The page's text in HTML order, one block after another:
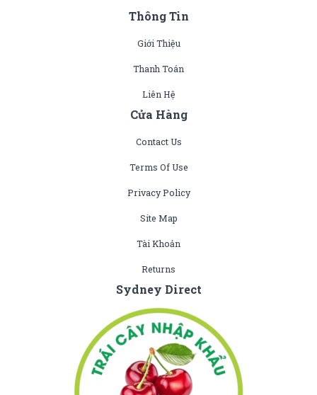
Thông Tin
Giới Thiệu
Thanh Toán
Liên Hệ
Cửa Hàng
Contact Us
Terms Of Use
Privacy Policy
Site Map
Tài Khoản
Returns
Sydney Direct